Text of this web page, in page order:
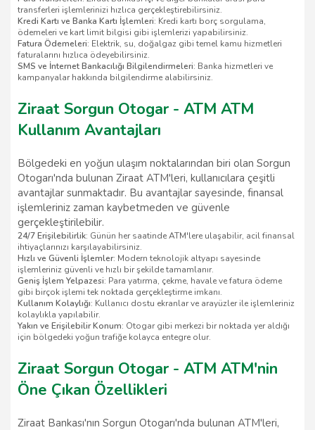
transferleri işlemlerinizi hızlıca gerçekleştirebilirsiniz.
Kredi Kartı ve Banka Kartı İşlemleri: Kredi kartı borç sorgulama,
ödemeleri ve kart limit bilgisi gibi işlemlerizi yapabilirsiniz.
Fatura Ödemeleri: Elektrik, su, doğalgaz gibi temel kamu hizmetleri
faturalarını hızlıca ödeyebilirsiniz.
SMS ve İnternet Bankacılığı Bilgilendirmeleri: Banka hizmetleri ve
kampanyalar hakkında bilgilendirme alabilirsiniz.
Ziraat Sorgun Otogar - ATM ATM
Kullanım Avantajları
Bölgedeki en yoğun ulaşım noktalarından biri olan Sorgun
Otogarı'nda bulunan Ziraat ATM'leri, kullanıcılara çeşitli
avantajlar sunmaktadır. Bu avantajlar sayesinde, finansal
işlemleriniz zaman kaybetmeden ve güvenle
gerçekleştirilebilir.
24/7 Erişilebilirlik: Günün her saatinde ATM'lere ulaşabilir, acil finansal
ihtiyaçlarınızı karşılayabilirsiniz.
Hızlı ve Güvenli İşlemler: Modern teknolojik altyapı sayesinde
işlemleriniz güvenli ve hızlı bir şekilde tamamlanır.
Geniş İşlem Yelpazesi: Para yatırma, çekme, havale ve fatura ödeme
gibi birçok işlemi tek noktada gerçekleştirme imkanı.
Kullanım Kolaylığı: Kullanıcı dostu ekranlar ve arayüzler ile işlemleriniz
kolaylıkla yapılabilir.
Yakın ve Erişilebilir Konum: Otogar gibi merkezi bir noktada yer aldığı
için bölgedeki yoğun trafiğe kolayca entegre olur.
Ziraat Sorgun Otogar - ATM ATM'nin
Öne Çıkan Özellikleri
Ziraat Bankası'nın Sorgun Otogarı'nda bulunan ATM'leri,